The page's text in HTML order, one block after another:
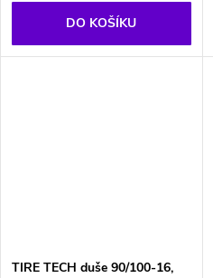
DO KOŠÍKU
TIRE TECH duše 90/100-16,